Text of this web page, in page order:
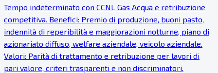
Tempo indeterminato con CCNL Gas Acqua e retribuzione
competitiva. Benefici: Premio di produzione, buoni pasto,
indennità di reperibilità e maggiorazioni notturne, piano di
azionariato diffuso, welfare aziendale, veicolo aziendale.
Valori: Parità di trattamento e retribuzione per lavori di
pari valore, criteri trasparenti e non discriminatori.